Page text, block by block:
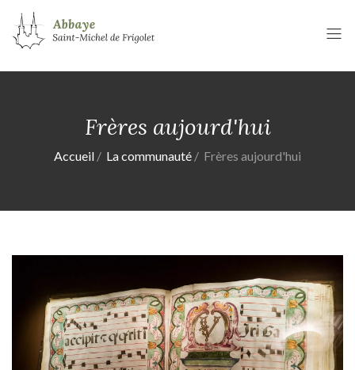
Frères aujourd'hui
Accueil La communauté Frères aujourd'hui